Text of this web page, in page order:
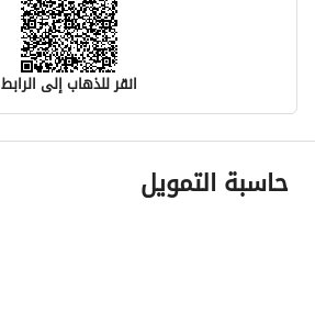
انقر للذهاب إلى الرابط
معلومات مسؤول الإعلان
اسم المسؤول
حاسبة التمويل